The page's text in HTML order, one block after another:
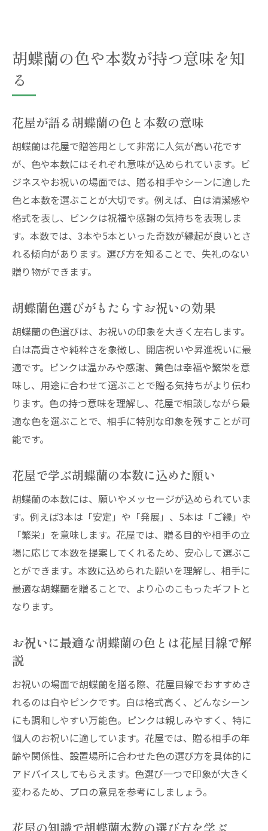
胡蝶蘭の色や本数が持つ意味を知
る
花屋が語る胡蝶蘭の色と本数の意味
胡蝶蘭は花屋で贈答用として非常に人気が高い花です
が、色や本数にはそれぞれ意味が込められています。ビ
ジネスやお祝いの場面では、贈る相手やシーンに適した
色と本数を選ぶことが大切です。例えば、白は清潔感や
格式を表し、ピンクは祝福や感謝の気持ちを表現しま
す。本数では、3本や5本といった奇数が縁起が良いとさ
れる傾向があります。選び方を知ることで、失礼のない
贈り物ができます。
胡蝶蘭色選びがもたらすお祝いの効果
胡蝶蘭の色選びは、お祝いの印象を大きく左右します。
白は高貴さや純粋さを象徴し、開店祝いや昇進祝いに最
適です。ピンクは温かみや感謝、黄色は幸福や繁栄を意
味し、用途に合わせて選ぶことで贈る気持ちがより伝わ
ります。色の持つ意味を理解し、花屋で相談しながら最
適な色を選ぶことで、相手に特別な印象を残すことが可
能です。
花屋で学ぶ胡蝶蘭の本数に込めた願い
胡蝶蘭の本数には、願いやメッセージが込められていま
す。例えば3本は「安定」や「発展」、5本は「ご縁」や
「繁栄」を意味します。花屋では、贈る目的や相手の立
場に応じて本数を提案してくれるため、安心して選ぶこ
とができます。本数に込められた願いを理解し、相手に
最適な胡蝶蘭を贈ることで、より心のこもったギフトと
なります。
お祝いに最適な胡蝶蘭の色とは花屋目線で解
説
お祝いの場面で胡蝶蘭を贈る際、花屋目線でおすすめさ
れるのは白やピンクです。白は格式高く、どんなシーン
にも調和しやすい万能色。ピンクは親しみやすく、特に
個人のお祝いに適しています。花屋では、贈る相手の年
齢や関係性、設置場所に合わせた色の選び方を具体的に
アドバイスしてもらえます。色選び一つで印象が大きく
変わるため、プロの意見を参考にしましょう。
花屋の知識で胡蝶蘭本数の選び方を学ぶ